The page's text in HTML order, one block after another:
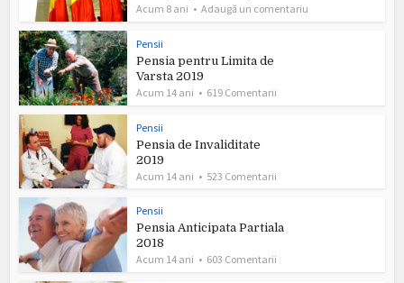
Acum 8 ani
Adaugă un comentariu
Pensii
Pensia pentru Limita de
Varsta 2019
Acum 14 ani
619 Comentarii
Pensii
Pensia de Invaliditate
2019
Acum 14 ani
523 Comentarii
Pensii
Pensia Anticipata Partiala
2018
Acum 14 ani
603 Comentarii